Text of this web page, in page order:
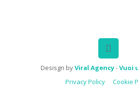
Desisgn byViral Agency-Vuoi
Privacy Policy
Cookie